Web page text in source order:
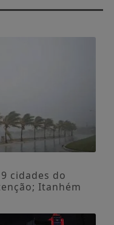
cidades do
Itanhém